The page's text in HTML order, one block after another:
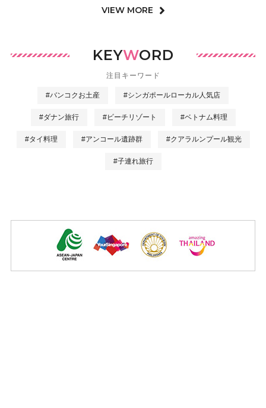
VIEW MORE
KEYWORD
注目キーワード
#バンコクお土産 #シンガポールローカル人気店
#ダナン旅行 #ビーチリゾート #ベトナム料理
#タイ料理 #アンコール遺跡群 #クアラルンプール観光
#子連れ旅行